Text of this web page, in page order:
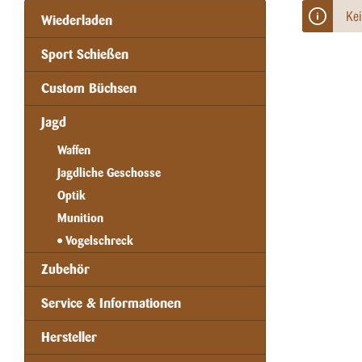
Wiederladen
Sport Schießen
Custom Büchsen
Jagd
Waffen
Jagdliche Geschosse
Optik
Munition
Vogelschreck
Zubehör
Service & Informationen
Hersteller